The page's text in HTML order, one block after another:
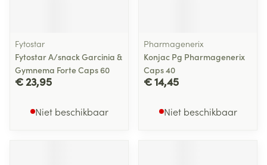
Fytostar
Fytostar A/snack Garcinia &
Gymnema Forte Caps 60
€ 23,95
Niet beschikbaar
Pharmagenerix
Konjac Pg Pharmagenerix
Caps 40
€ 14,45
Niet beschikbaar